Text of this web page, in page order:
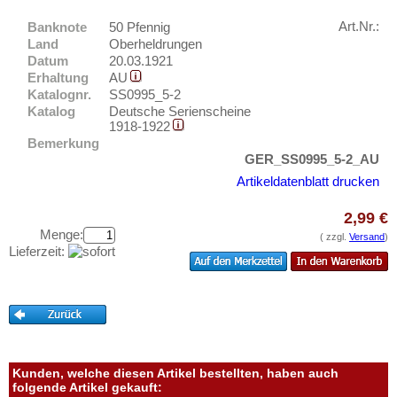
Oelde
Oels
Oelsnitz
Oeynhausen, Bad
Offenburg
Oldenburg i. O.
Oos-Baden
Oranienbaum
Banknotenbriefe
Kataloge
Aufbewahrung
Gutscheine
Informationen
Preislisten
Erhaltungsgrade
FAQ
Banknote
50 Pfennig
Land
Oberheldrungen
Datum
20.03.1921
Erhaltung
AU
Katalognr.
SS0995_5-2
Katalog
Deutsche Serienscheine
1918-1922
Bemerkung
Art.Nr.:
GER_SS0995_5-2_AU
Artikeldatenblatt drucken
Menge:
Lieferzeit:
2,99 €
( zzgl. Versand)
Kunden, welche diesen Artikel bestellten, haben auch
folgende Artikel gekauft: